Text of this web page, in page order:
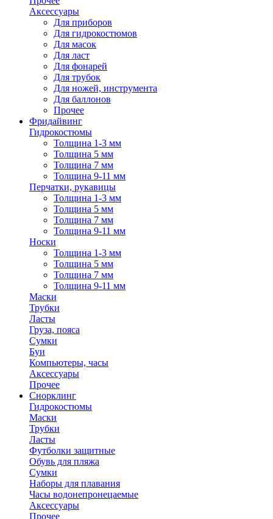
Аксессуары
Для приборов
Для гидрокостюмов
Для масок
Для ласт
Для фонарей
Для трубок
Для ножей, инструмента
Для баллонов
Прочее
Фридайвинг
Гидрокостюмы
Толщина 1-3 мм
Толщина 5 мм
Толщина 7 мм
Толщина 9-11 мм
Перчатки, рукавицы
Толщина 1-3 мм
Толщина 5 мм
Толщина 7 мм
Толщина 9-11 мм
Носки
Толщина 1-3 мм
Толщина 5 мм
Толщина 7 мм
Толщина 9-11 мм
Маски
Трубки
Ласты
Груза, пояса
Сумки
Буи
Компьютеры, часы
Аксессуары
Прочее
Снорклинг
Гидрокостюмы
Маски
Трубки
Ласты
Футболки защитные
Обувь для пляжа
Сумки
Наборы для плавания
Часы водонепронецаемые
Аксессуары
Прочее